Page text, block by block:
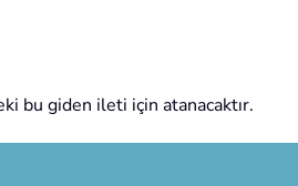
bu giden ileti için atanacaktır.